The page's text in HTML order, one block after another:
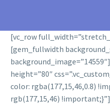
[vc_row
[gem_fullwidth
height=”80″
color: rgba(177,15,46,0.8)
rgb(177,15,46)